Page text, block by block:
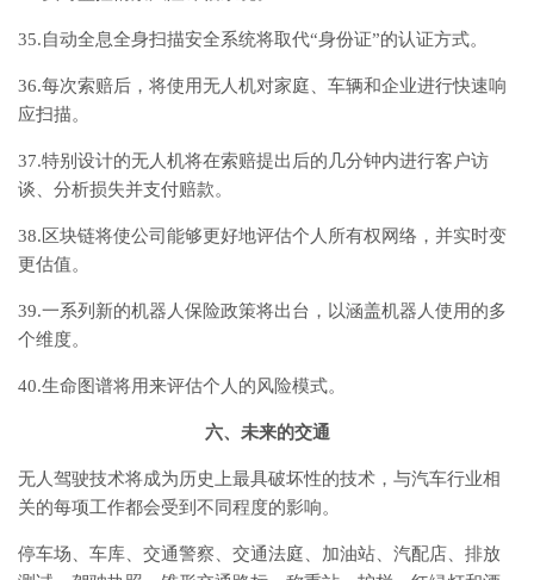
35.自动全息全身扫描安全系统将取代“身份证”的认证方式。
36.每次索赔后，将使用无人机对家庭、车辆和企业进行快速响
应扫描。
37.特别设计的无人机将在索赔提出后的几分钟内进行客户访
谈、分析损失并支付赔款。
38.区块链将使公司能够更好地评估个人所有权网络，并实时变
更估值。
39.一系列新的机器人保险政策将出台，以涵盖机器人使用的多
个维度。
40.生命图谱将用来评估个人的风险模式。
六、未来的交通
无人驾驶技术将成为历史上最具破坏性的技术，与汽车行业相
关的每项工作都会受到不同程度的影响。
停车场、车库、交通警察、交通法庭、加油站、汽配店、排放